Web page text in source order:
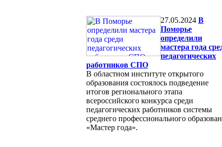
27.05.2024 В
Поморье
определили
мастера года
педагогических
работников СПО
В областном институте открытого
образования состоялось подведение
итогов регионального этапа
всероссийского конкурса среди
педагогических работников системы
среднего профессионального
«Мастер года».